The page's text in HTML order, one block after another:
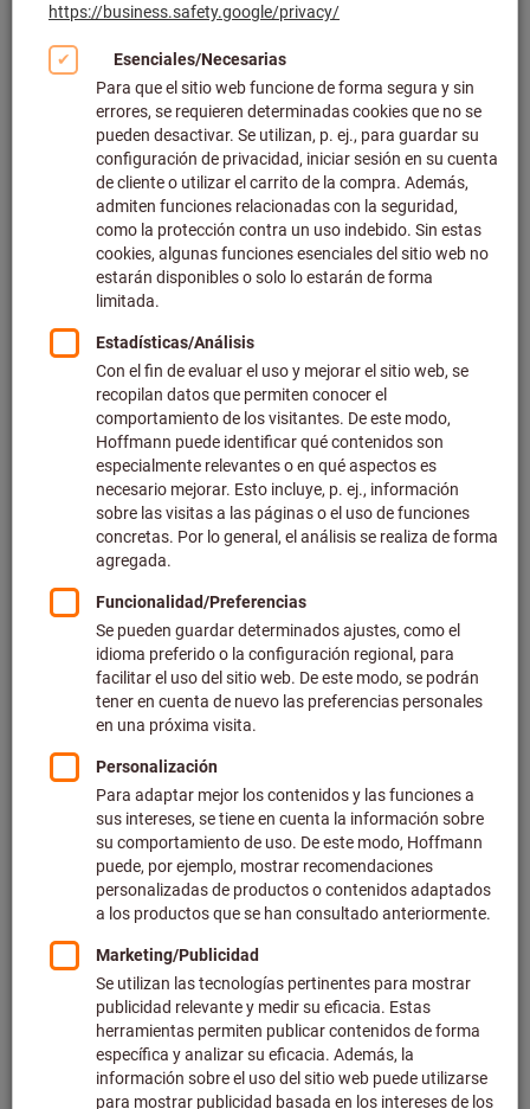
Haga clic para ampliar la imagen
Precio por 1 Unidad
más IVA en la tarifa actual Gastos de envío no incluidos
Precios individuales para clientes empresariales después
iniciar sesión.
Precios de la escala:
Precio unitario
comprando 1
Unidad(es)
7,14 €/ 1 Unidad
Precio unitario
comprando 10
unidades(es)
5,95 €/ 1 Unidad
⌀ del cabezal×ancho de cabezal (mm):
15X30 20X10 20X30 25X10